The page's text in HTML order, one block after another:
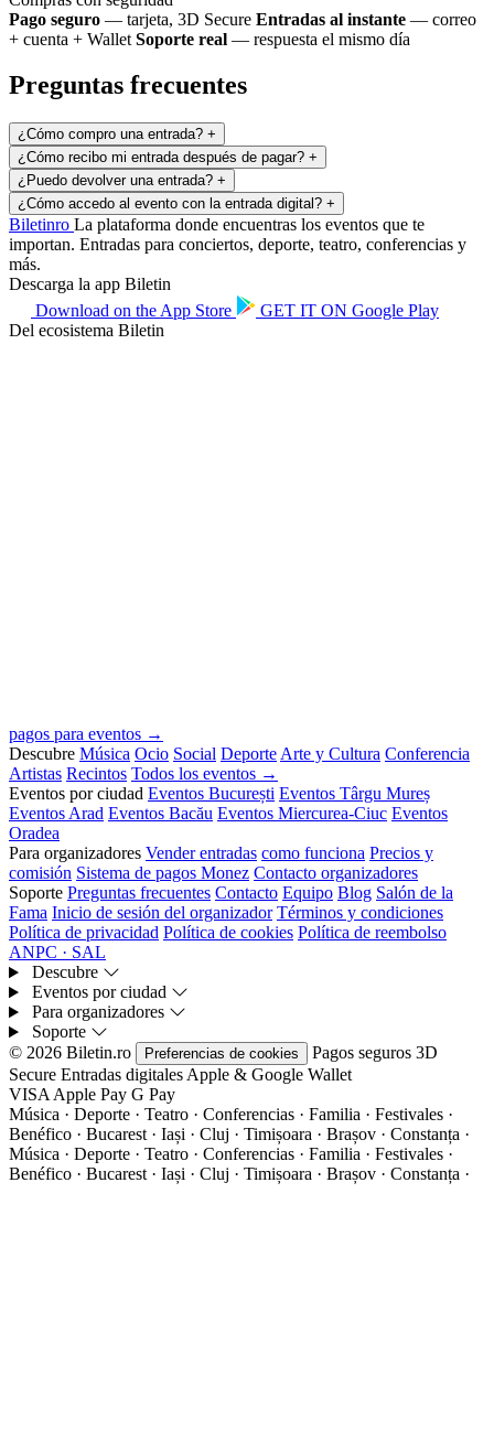
Pago seguro — tarjeta, 3D Secure Entradas al instante — correo
+ cuenta + Wallet Soporte real — respuesta el mismo día
Preguntas frecuentes
¿Cómo compro una entrada? +
¿Cómo recibo mi entrada después de pagar? +
¿Puedo devolver una entrada? +
¿Cómo accedo al evento con la entrada digital? +
Biletinro La plataforma donde encuentras los eventos que te
importan. Entradas para conciertos, deporte, teatro, conferencias y
más.
Descarga la app Biletin
Download on the App Store GET IT ON Google Play
Del ecosistema Biletin
pagos para eventos →
Descubre Música Ocio Social Deporte Arte y Cultura Conferencia
Artistas Recintos Todos los eventos →
Eventos por ciudad Eventos București Eventos Târgu Mureș
Eventos Arad Eventos Bacău Eventos Miercurea-Ciuc Eventos
Oradea
Para organizadores Vender entradas como funciona Precios y
comisión Sistema de pagos Monez Contacto organizadores
Soporte Preguntas frecuentes Contacto Equipo Blog Salón de la
Fama Inicio de sesión del organizador Términos y condiciones
Política de privacidad Política de cookies Política de reembolso
ANPC · SAL
Descubre
Eventos por ciudad
Para organizadores
Soporte
© 2026 Biletin.ro
Preferencias de cookies Pagos seguros 3D
Secure Entradas digitales Apple & Google Wallet
VISA Apple Pay G Pay
Música · Deporte · Teatro · Conferencias · Familia · Festivales ·
Benéfico · Bucarest · Iași · Cluj · Timișoara · Brașov · Constanța ·
Música · Deporte · Teatro · Conferencias · Familia · Festivales ·
Benéfico · Bucarest · Iași · Cluj · Timișoara · Brașov · Constanța ·